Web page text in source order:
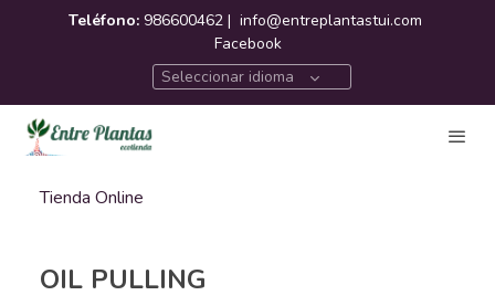
Teléfono: 986600462 | info@entreplantastui.com
Facebook
Seleccionar idioma
Tienda Online
OIL PULLING